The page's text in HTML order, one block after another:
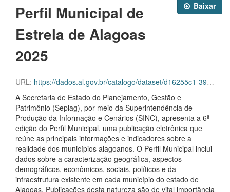
Baixar
Perfil Municipal de
Estrela de Alagoas
2025
URL: https://dados.al.gov.br/catalogo/dataset/d16255c1-39f6-42aa-92c8-eca419432ebf/resource/e4a44699-182d-472b-b57e-90e55706c000/download/estrela-de-alagoas.pdf
A Secretaria de Estado do Planejamento, Gestão e
Patrimônio (Seplag), por meio da Superintendência de
Produção da Informação e Cenários (SINC), apresenta a 6ª
edição do Perfil Municipal, uma publicação eletrônica que
reúne as principais informações e indicadores sobre a
realidade dos municípios alagoanos. O Perfil Municipal inclui
dados sobre a caracterização geográfica, aspectos
demográficos, econômicos, sociais, políticos e da
infraestrutura existente em cada município do estado de
Alagoas. Publicações desta natureza são de vital importância